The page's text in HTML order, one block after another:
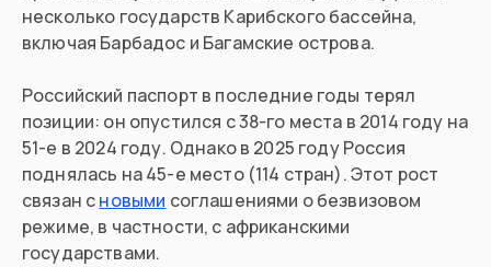
несколько государств Карибского бассейна,
включая Барбадос и Багамские острова.
Российский паспорт в последние годы терял
позиции: он опустился с 38-го места в 2014 году на
51-е в 2024 году. Однако в 2025 году Россия
поднялась на 45-е место (114 стран). Этот рост
связан сновыми соглашениями о безвизовом
режиме, в частности, с африканскими
государствами.